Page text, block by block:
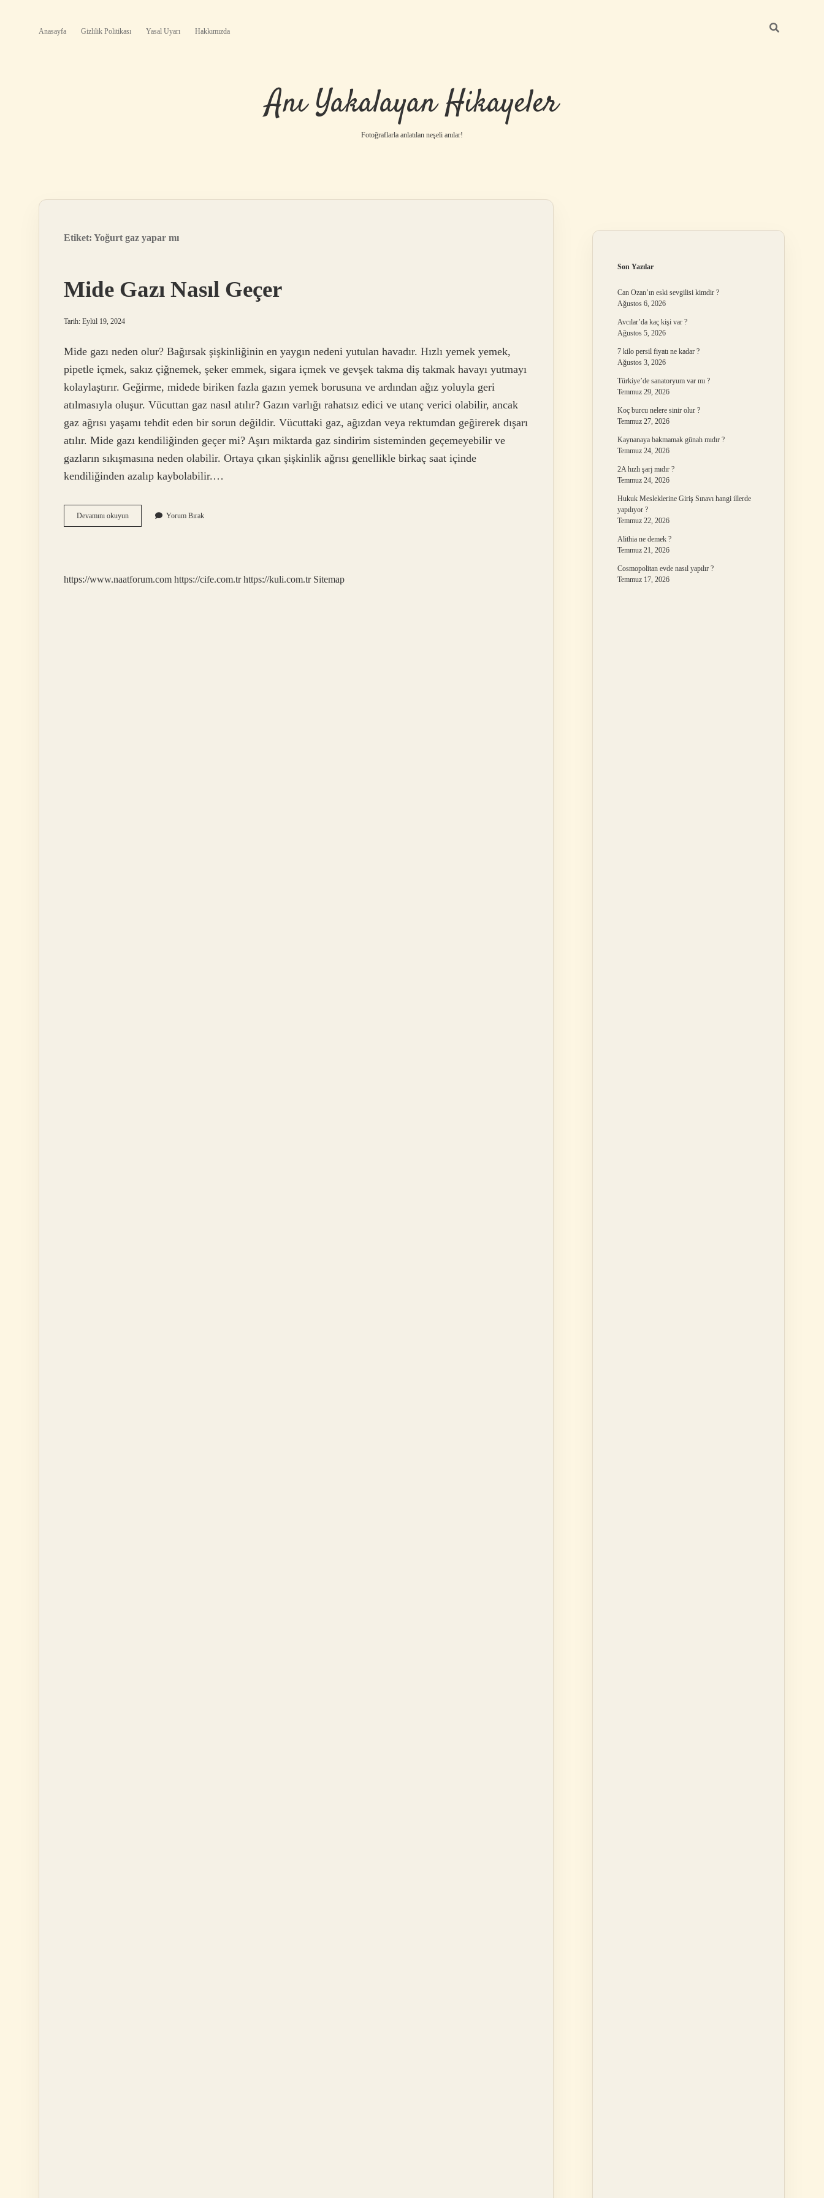
Anasayfa Gizlilik Politikası Yasal Uyarı Hakkımızda
Anı Yakalayan Hikayeler
Fotoğraflarla anlatılan neşeli anılar!
Etiket: Yoğurt gaz yapar mı
Mide Gazı Nasıl Geçer
Tarih: Eylül 19, 2024
Mide gazı neden olur? Bağırsak şişkinliğinin en yaygın nedeni yutulan havadır. Hızlı yemek yemek,
pipetle içmek, sakız çiğnemek, şeker emmek, sigara içmek ve gevşek takma diş takmak havayı yutmayı
kolaylaştırır. Geğirme, midede biriken fazla gazın yemek borusuna ve ardından ağız yoluyla geri
atılmasıyla oluşur. Vücuttan gaz nasıl atılır? Gazın varlığı rahatsız edici ve utanç verici olabilir, ancak
gaz ağrısı yaşamı tehdit eden bir sorun değildir. Vücuttaki gaz, ağızdan veya rektumdan geğirerek dışarı
atılır. Mide gazı kendiliğinden geçer mi? Aşırı miktarda gaz sindirim sisteminden geçemeyebilir ve
gazların sıkışmasına neden olabilir. Ortaya çıkan şişkinlik ağrısı genellikle birkaç saat içinde
kendiliğinden azalıp kaybolabilir.…
Devamını okuyunMide
Gazı
Yorum Bırak
https://www.naatforum.com https://cife.com.tr https://kuli.com.tr Sitemap
Son Yazılar
Can Ozan’ın eski sevgilisi kimdir ?
Ağustos 6, 2026
Avcılar’da kaç kişi var ?
Ağustos 5, 2026
7 kilo persil fiyatı ne kadar ?
Ağustos 3, 2026
Türkiye’de sanatoryum var mı ?
Temmuz 29, 2026
Koç burcu nelere sinir olur ?
Temmuz 27, 2026
Kaynanaya bakmamak günah mıdır ?
Temmuz 24, 2026
2A hızlı şarj mıdır ?
Temmuz 24, 2026
Hukuk Mesleklerine Giriş Sınavı hangi illerde
yapılıyor ?
Temmuz 22, 2026
Alithia ne demek ?
Temmuz 21, 2026
Cosmopolitan evde nasıl yapılır ?
Temmuz 17, 2026